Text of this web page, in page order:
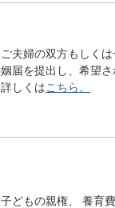
ご夫婦の双方もしく
姻届を提出し、希望
詳しくはこちら。
子どもの親権、 養育